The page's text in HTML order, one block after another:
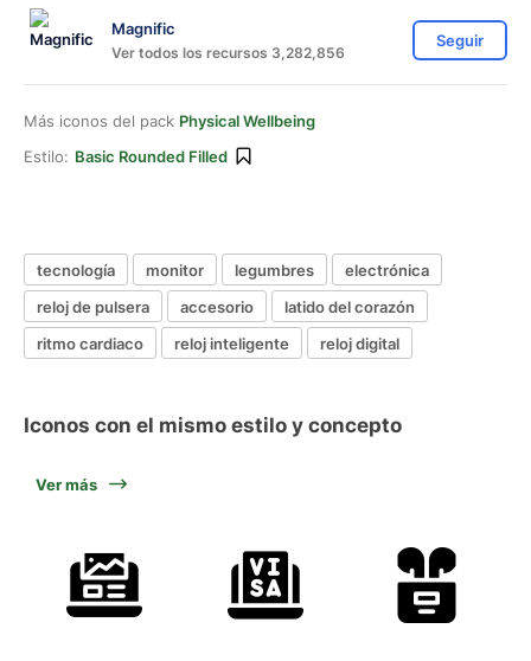
Magnific
Ver todos los recursos 3,282,856
Seguir
Más iconos del pack Physical Wellbeing
Estilo: Basic Rounded Filled
tecnología monitor legumbres
electrónica
reloj de pulsera
accesorio
latido del corazón
ritmo cardiaco
reloj inteligente reloj digital
Iconos con el mismo estilo y concepto
Ver más